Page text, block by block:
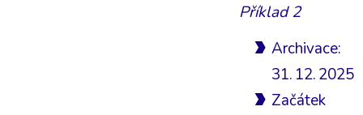
Příklad 2
Archivace:
31. 12. 2025
Začátek